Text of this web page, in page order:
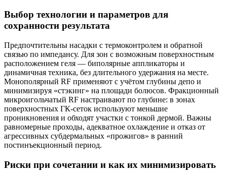
Выбор технологии и параметров для
сохранности результата
Предпочтительны насадки с термоконтролем и обратной
связью по импедансу. Для зон с возможным поверхностным
расположением геля — биполярные аппликаторы и
динамичная техника, без длительного удержания на месте.
Монополярный RF применяют с учётом глубины депо и
минимизируя «стэкинг» на площади болюсов. Фракционный
микроигольчатый RF настраивают по глубине: в зонах
поверхностных ГК‑сеток используют меньшие
проникновения и обходят участки с тонкой дермой. Важны
равномерные проходы, адекватное охлаждение и отказ от
агрессивных субдермальных «прожигов» в ранний
постинъекционный период.
Риски при сочетании и как их минимизировать